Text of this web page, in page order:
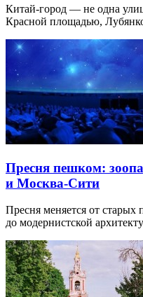
Китай-город — не одна
Красной площадью,
Пресня пешком:
и Москва-Сити
Пресня меняется от
до модернистской